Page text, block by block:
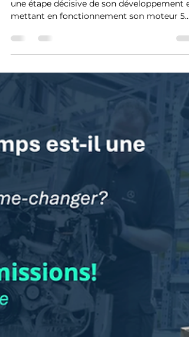
Efficient Hydrogen Motors (EHM) franchit
mettant en fonctionnement son moteur 5